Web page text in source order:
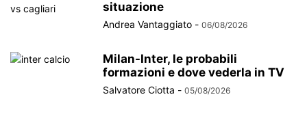
situazione
Andrea Vantaggiato - 06/08/2026
Milan-Inter, le probabili
formazioni e dove vederla in TV
Salvatore Ciotta - 05/08/2026